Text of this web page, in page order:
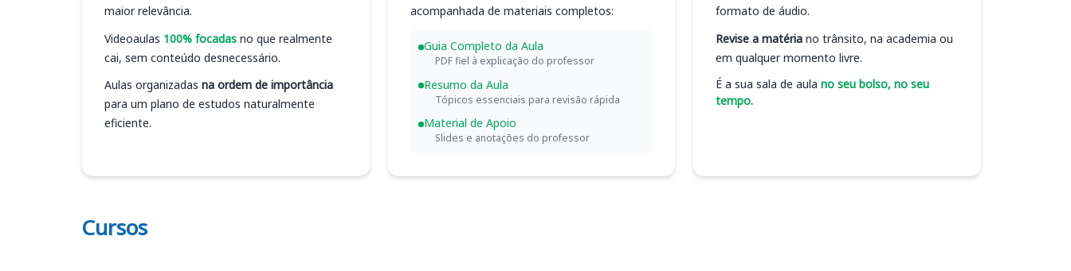
maior relevância.
Videoaulas 100% focadas no que realmente
cai, sem conteúdo desnecessário.
Aulas organizadas na ordem de importância
para um plano de estudos naturalmente
eficiente.
acompanhada de materiais completos:
Guia Completo da Aula
PDF fiel à explicação do professor
Resumo da Aula
Tópicos essenciais para revisão rápida
Material de Apoio
Slides e anotações do professor
formato de áudio.
Revise a matéria no trânsito, na academia ou
em qualquer momento livre.
É a sua sala de aula no seu bolso, no seu
tempo.
Cursos